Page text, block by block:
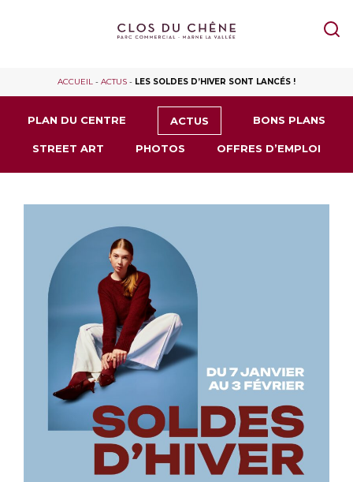
ACCUEIL - ACTUS - LES SOLDES D’HIVER SONT LANCÉS !
PLAN DU CENTRE ACTUS BONS PLANS
STREET ART PHOTOS OFFRES D’EMPLOI